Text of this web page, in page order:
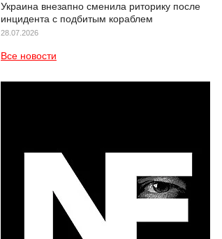
Украина внезапно сменила риторику после
инцидента с подбитым кораблем
28.07.2026
Все новости